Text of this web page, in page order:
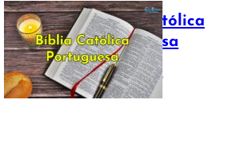
Bíblia Católica
Portuguesa
July 16, 2025